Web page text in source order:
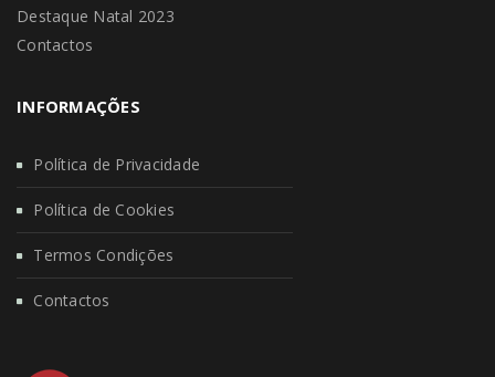
Destaque Natal 2023
Contactos
INFORMAÇÕES
Política de Privacidade
Política de Cookies
Termos Condições
Contactos